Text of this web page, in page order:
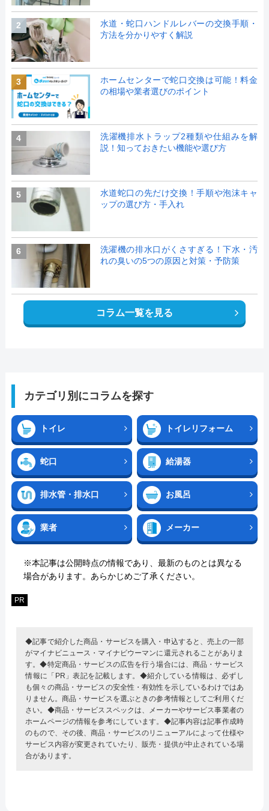
2
水道・蛇口ハンドルレバーの交換手順・
方法を分かりやすく解説
3
ホームセンターで蛇口交換は可能！料金
の相場や業者選びのポイント
4
洗濯機排水トラップ2種類や仕組みを解
説！知っておきたい機能や選び方
5
水道蛇口の先だけ交換！手順や泡沫キャ
ップの選び方・手入れ
6
洗濯機の排水口がくさすぎる！下水・汚
れの臭いの5つの原因と対策・予防策
コラム一覧を見る
カテゴリ別にコラムを探す
トイレ トイレリフォーム
蛇口 給湯器
排水管・排水口 お風呂
業者 メーカー
※本記事は公開時点の情報であり、最新のものとは異なる
場合があります。あらかじめご了承ください。
PR
◆記事で紹介した商品・サービスを購入・申込すると、売上の一部
がマイナビニュース・マイナビウーマンに還元されることがありま
す。◆特定商品・サービスの広告を行う場合には、商品・サービス
情報に「PR」表記を記載します。◆紹介している情報は、必ずし
も個々の商品・サービスの安全性・有効性を示しているわけではあ
りません。商品・サービスを選ぶときの参考情報としてご利用くだ
さい。◆商品・サービススペックは、メーカーやサービス事業者の
ホームページの情報を参考にしています。◆記事内容は記事作成時
のもので、その後、商品・サービスのリニューアルによって仕様や
サービス内容が変更されていたり、販売・提供が中止されている場
合があります。